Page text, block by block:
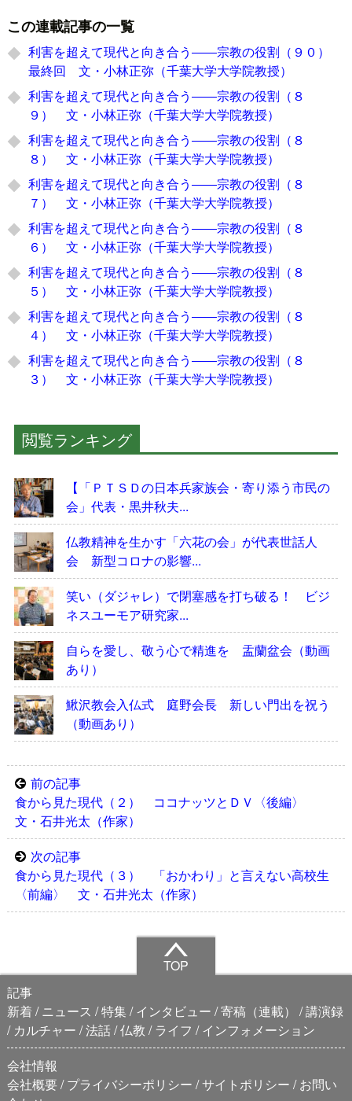
この連載記事の一覧
利害を超えて現代と向き合う――宗教の役割（９０）
最終回 文・小林正弥（千葉大学大学院教授）
利害を超えて現代と向き合う――宗教の役割（８
９） 文・小林正弥（千葉大学大学院教授）
利害を超えて現代と向き合う――宗教の役割（８
８） 文・小林正弥（千葉大学大学院教授）
利害を超えて現代と向き合う――宗教の役割（８
７） 文・小林正弥（千葉大学大学院教授）
利害を超えて現代と向き合う――宗教の役割（８
６） 文・小林正弥（千葉大学大学院教授）
利害を超えて現代と向き合う――宗教の役割（８
５） 文・小林正弥（千葉大学大学院教授）
利害を超えて現代と向き合う――宗教の役割（８
４） 文・小林正弥（千葉大学大学院教授）
利害を超えて現代と向き合う――宗教の役割（８
３） 文・小林正弥（千葉大学大学院教授）
閲覧ランキング
【「ＰＴＳＤの日本兵家族会・寄り添う市民の
会」代表・黒井秋夫...
仏教精神を生かす「六花の会」が代表世話人
会 新型コロナの影響...
笑い（ダジャレ）で閉塞感を打ち破る！ ビジ
ネスユーモア研究家...
自らを愛し、敬う心で精進を 盂蘭盆会（動画
あり）
鰍沢教会入仏式 庭野会長 新しい門出を祝う
（動画あり）
前の記事
食から見た現代（２） ココナッツとＤＶ〈後編〉
文・石井光太（作家）
次の記事
食から見た現代（３） 「おかわり」と言えない高校生
〈前編〉 文・石井光太（作家）
TOP
記事
新着
ニュース 特集 インタビュー 寄稿（連載）
講演録
カルチャー 法話 仏教 ライフ
インフォメーション
会社情報
会社概要 プライバシーポリシー サイトポリシー
お問い